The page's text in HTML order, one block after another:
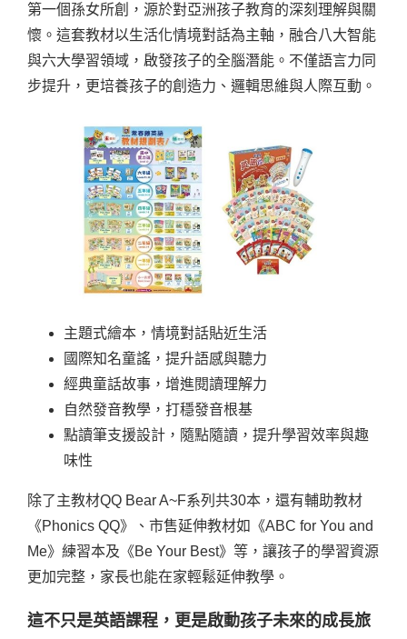
第一個孫女所創，源於對亞洲孩子教育的深刻理解與關
懷。這套教材以生活化情境對話為主軸，融合八大智能
與六大學習領域，啟發孩子的全腦潛能。不僅語言力同
步提升，更培養孩子的創造力、邏輯思維與人際互動。
主題式繪本，情境對話貼近生活
國際知名童謠，提升語感與聽力
經典童話故事，增進閱讀理解力
自然發音教學，打穩發音根基
點讀筆支援設計，隨點隨讀，提升學習效率與趣
味性
除了主教材QQ Bear A~F系列共30本，還有輔助教材
《Phonics QQ》、市售延伸教材如《ABC for You and
Me》練習本及《Be Your Best》等，讓孩子的學習資源
更加完整，家長也能在家輕鬆延伸教學。
這不只是英語課程，更是啟動孩子未來的成長旅